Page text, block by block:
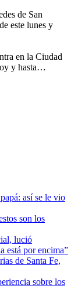
de San
este lunes y
en la Ciudad
y hasta…
así se le vio
son los
lució
está por encima”
de Santa Fe,
sobre los